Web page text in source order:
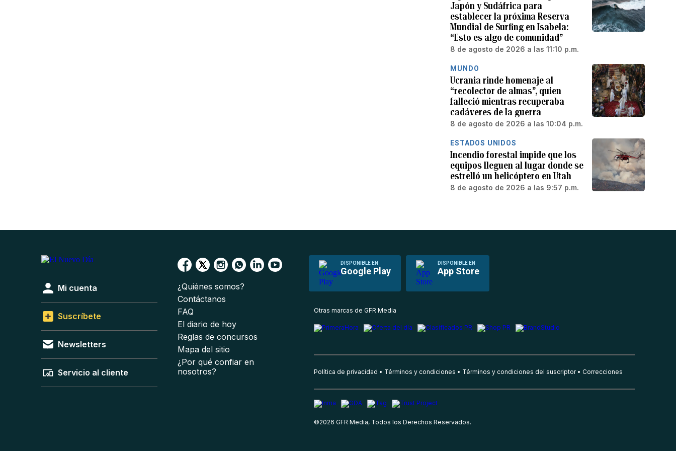
Japón y Sudáfrica para
establecer la próxima Reserva
Mundial de Surfing en Isabela:
“Esto es algo de comunidad”
8 de agosto de 2026 a las 11:10 p.m.
MUNDO
Ucrania rinde homenaje al
“recolector de almas”, quien
falleció mientras recuperaba
cadáveres de la guerra
8 de agosto de 2026 a las 10:04 p.m.
ESTADOS UNIDOS
Incendio forestal impide que los
equipos lleguen al lugar donde se
estrelló un helicóptero en Utah
8 de agosto de 2026 a las 9:57 p.m.
DISPONIBLE EN
Google Play
DISPONIBLE EN
App Store
Mi cuenta
Suscríbete
Newsletters
Servicio al cliente
¿Quiénes somos?
Contáctanos
FAQ
El diario de hoy
Reglas de concursos
Mapa del sitio
¿Por qué confiar en
nosotros?
Otras marcas de GFR Media
Política de privacidad Términos y condiciones Términos y condiciones del suscriptor Correcciones
©2026 GFR Media, Todos los Derechos Reservados.